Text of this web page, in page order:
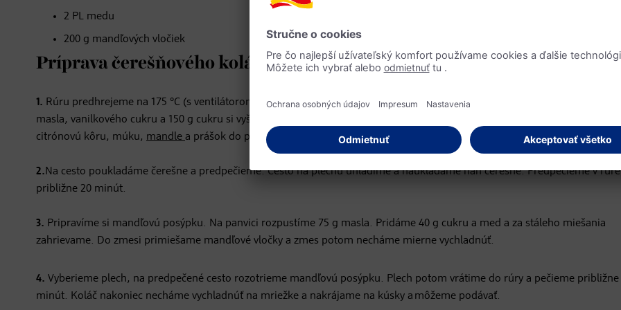
2 PL medu
200 g mandľových vločiek
Príprava čerešňového koláča s mandľovou krustou
1. Rúru predhrejeme na 175 °C (s ventilátorom). Plech na pečenie (približne 30 x 40 cm) vystelieme papierom na pečenie. Zo
masla, vanilkového cukru a 150 g cukru si vyšľaháme nadýchanú penu. Po jednom pridávame vajcia a ďalej šľaháme.
citrónovú kôru, múku, mandle a prášok do pečiva a postupne pridávame do jogurtu, kým nám nevznikne hladké cesto
2.Na cesto poukladáme čerešne a predpečieme. Cesto na plechu uhladíme a naukladáme naň čerešne. Predpečieme v rúre
približne 20 minút.
3. Pripravíme si mandľovú posýpku. Na panvici rozpustíme 75 g masla. Pridáme 40 g cukru a med a za stáleho miešania
zahrievame. Do zmesi primiešame mandľové vločky a zmes potom necháme mierne vychladnúť.
4. Vyberieme plech, na predpečené cesto rozotrieme mandľovú posýpku. Plech potom vrátime do rúry a pečieme približne
minút. Koláč nakoniec necháme vychladnúť na mriežke a nakrájame na kúsky a môžeme podávať.